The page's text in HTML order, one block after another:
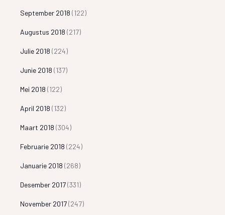
September 2018 (122)
Augustus 2018 (217)
Julie 2018 (224)
Junie 2018 (137)
Mei 2018 (122)
April 2018 (132)
Maart 2018 (304)
Februarie 2018 (224)
Januarie 2018 (268)
Desember 2017(331)
November 2017(247)